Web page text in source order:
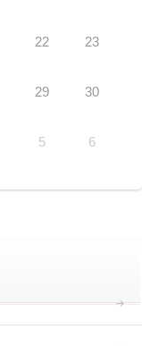
22 23
29 30
5 6